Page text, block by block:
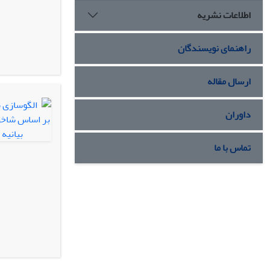
اطلاعات نشریه
راهنمای نویسندگان
ارسال مقاله
داوران
تماس با ما